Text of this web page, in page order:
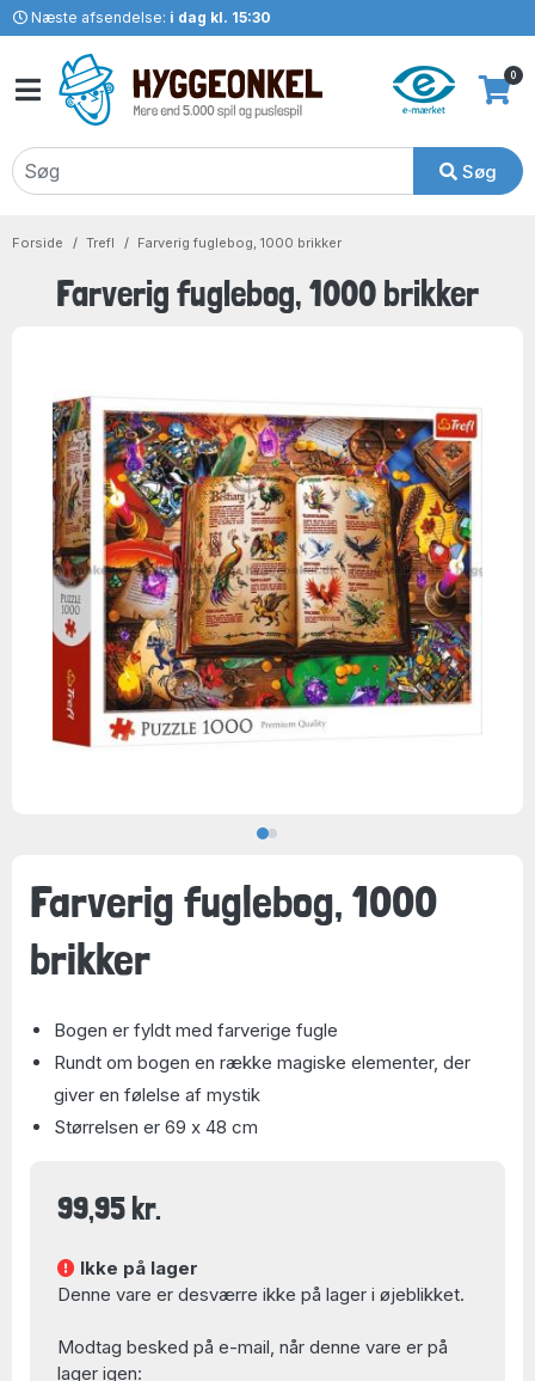
Næste afsendelse: i dag kl. 15:30
Søg
0
Forside Trefl Farverig fuglebog, 1000 brikker
Farverig fuglebog, 1000 brikker
Farverig fuglebog, 1000
brikker
Bogen er fyldt med farverige fugle
Rundt om bogen en række magiske elementer, der
giver en følelse af mystik
Størrelsen er 69 x 48 cm
99,95 kr.
Ikke på lager
Denne vare er desværre ikke på lager i øjeblikket.
Modtag besked på e-mail, når denne vare er på
lager igen: